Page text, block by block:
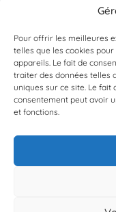
Pour offrir les meilleures
telles que les cookies
appareils. Le fait de
traiter des données telles
uniques sur ce site. Le
consentement peut avoir
et fonctions.
Vous